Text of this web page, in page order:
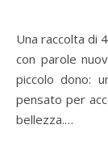
Una raccolta di 40 frasi di buonanotte originalissime, create
con parole
piccolo dono:
pensato per
bellezza.…